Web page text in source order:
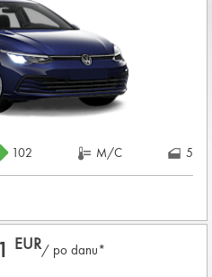
USLOVI NAJMA
102 M/C 5
EUR/ po danu*